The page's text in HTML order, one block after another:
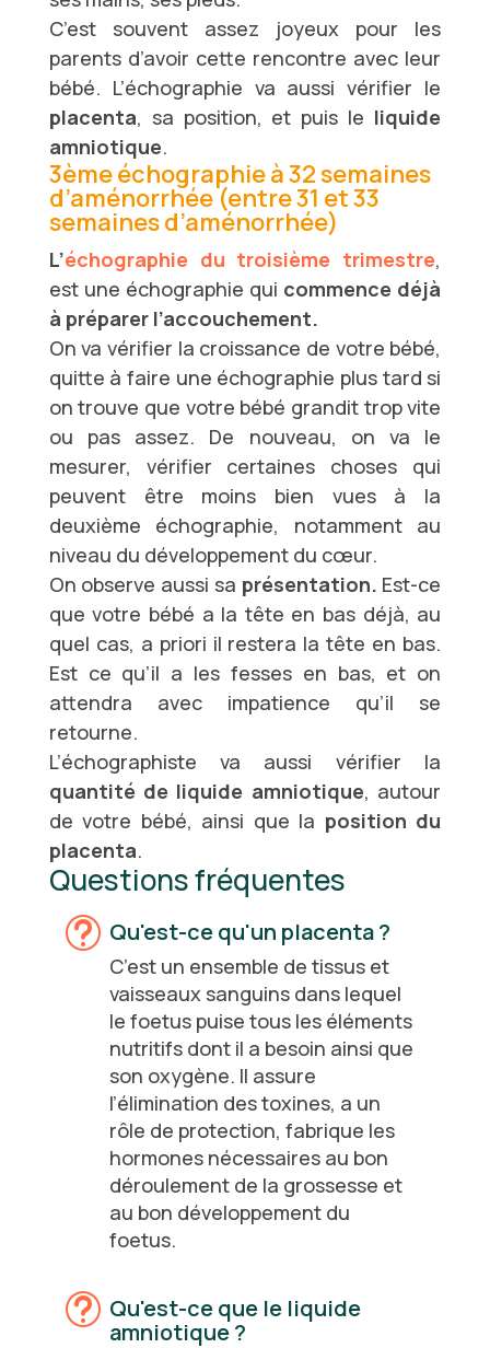
C’est souvent assez joyeux pour les
parents d’avoir cette rencontre avec leur
bébé. L’échographie va aussi vérifier le
placenta, sa position, et puis le liquide
amniotique.
3ème échographie à 32 semaines
d’aménorrhée (entre 31 et 33
semaines d’aménorrhée)
L’échographie du troisième trimestre,
est une échographie qui commence déjà
à préparer l’accouchement.
On va vérifier la croissance de votre bébé,
quitte à faire une échographie plus tard si
on trouve que votre bébé grandit trop vite
ou pas assez. De nouveau, on va le
mesurer, vérifier certaines choses qui
peuvent être moins bien vues à la
deuxième échographie, notamment au
niveau du développement du cœur.
On observe aussi sa présentation. Est-ce
que votre bébé a la tête en bas déjà, au
quel cas, a priori il restera la tête en bas.
Est ce qu’il a les fesses en bas, et on
attendra avec impatience qu’il se
retourne.
L’échographiste va aussi vérifier la
quantité de liquide amniotique, autour
de votre bébé, ainsi que la position du
placenta.
Questions fréquentes
t Qu'est-ce qu'un placenta ?
C’est un ensemble de tissus et
vaisseaux sanguins dans lequel
le foetus puise tous les éléments
nutritifs dont il a besoin ainsi que
son oxygène. Il assure
l’élimination des toxines, a un
rôle de protection, fabrique les
hormones nécessaires au bon
déroulement de la grossesse et
au bon développement du
foetus.
t Qu'est-ce que le liquide
amniotique ?